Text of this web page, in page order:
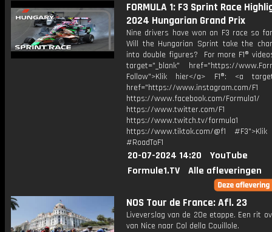
FORMULA 1: F3 Sprint Race
2024 Hungarian Grand Prix
Nine drivers have won an F3 race so
Will the Hungarian Sprint take the
into double figures? For more F1®
target="_blank" href="https://
Follow">Klik hier</a> F1®: <a
href="https://www.instagram.com/F1
https://www.facebook.com/Formula1/
https://www.twitter.com/F1
https://www.twitch.tv/formula1
https://www.tiktok.com/@f1
#RoadToF1
20-07-2024 14:20
YouTube
Formule1.TV
Alle afleveringen
NOS Tour de France: Afl. 23
Liveverslag van de 20e etappe. Een rit
van Nice naar Col della Couillole.